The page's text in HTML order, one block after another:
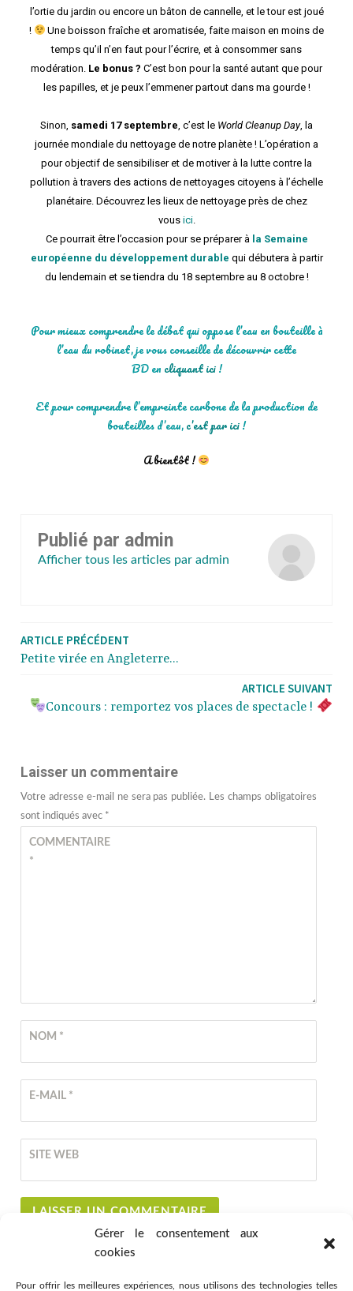
Gérer le consentement aux
cookies
Pour offrir les meilleures expériences, nous utilisons des technologies telles
l’ortie du jardin ou encore un bâton de cannelle, et le tour est joué
!
Une boisson fraîche et aromatisée, faite maison en moins de
temps qu’il n’en faut pour l’écrire, et à consommer sans
modération. Le bonus ? C’est bon pour la santé autant que pour
les papilles, et je peux l’emmener partout dans ma gourde !
Sinon, samedi 17 septembre, c’est le World Cleanup Day, la
journée mondiale du nettoyage de notre planète ! L’opération a
pour objectif de sensibiliser et de motiver à la lutte contre la
pollution à travers des actions de nettoyages citoyens à l’échelle
planétaire. Découvrez les lieux de nettoyage près de chez
vous ici.
Ce pourrait être l’occasion pour se préparer à la Semaine
européenne du développement durable qui débutera à partir
du lendemain et se tiendra du 18 septembre au 8 octobre !
Pour mieux comprendre le débat qui oppose l’eau en bouteille à
l’eau du robinet, je vous conseille de découvrir cette
BD en cliquant ici!
Et pour comprendre l’empreinte carbone de la production de
bouteilles d’eau,c’est par ici!
A bientôt !
Publié par admin
Afficher tous les articles par admin
ARTICLE PRÉCÉDENT
Petite virée en Angleterre…
ARTICLE SUIVANT
Concours : remportez vos places de spectacle !
Laisser un commentaire
Votre adresse e-mail ne sera pas publiée. Les champs obligatoires
sont indiqués avec *
COMMENTAIRE
*
NOM *
E-MAIL *
SITE WEB